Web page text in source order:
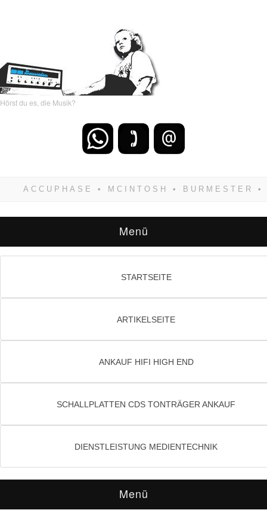
Hörst du es, die Musik?
zwangsläufig siegen! Und noch was: Hifi
Menü
STARTSEITE
ARTIKELSEITE
ANKAUF HIFI HIGH END
SCHALLPLATTEN CDS TONTRÄGER ANKAUF
DIENSTLEISTUNG MEDIENTECHNIK
Menü